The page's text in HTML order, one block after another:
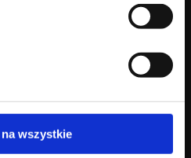
wszystkie
Kontakt B2B